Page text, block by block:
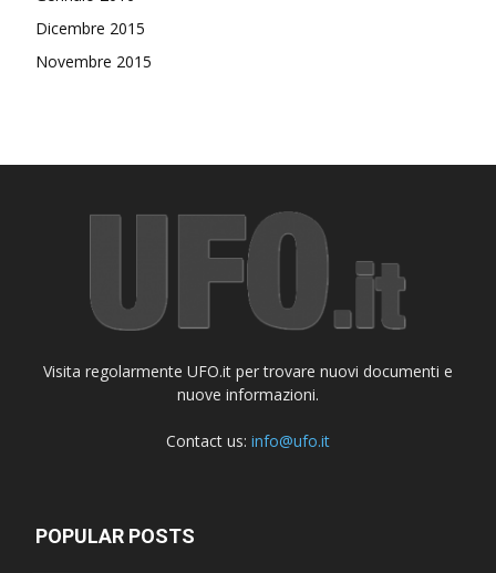
Dicembre 2015
Novembre 2015
Visita regolarmente UFO.it per trovare nuovi documenti e
nuove informazioni.
Contact us: info@ufo.it
POPULAR POSTS